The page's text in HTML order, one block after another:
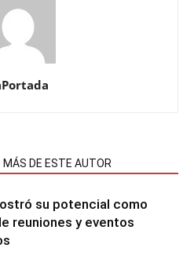
MÁS DE ESTE AUTOR
su potencial como
reuniones y eventos